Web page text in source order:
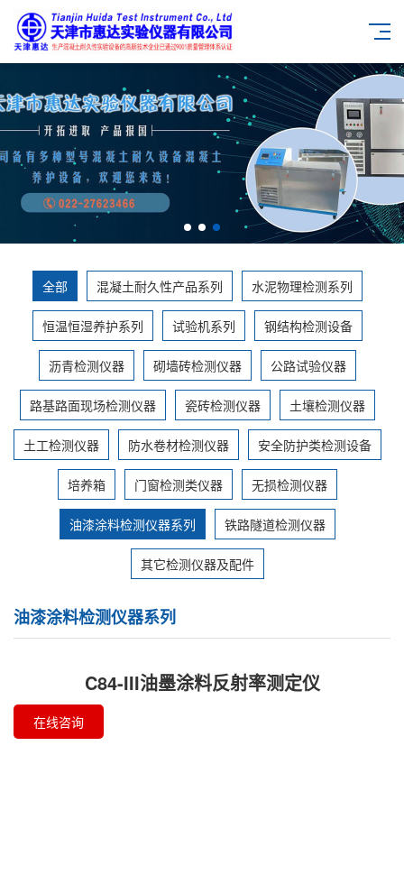
全部 混凝土耐久性产品系列 水泥物理检测系列
恒温恒湿养护系列 试验机系列 钢结构检测设备
沥青检测仪器 砌墙砖检测仪器 公路试验仪器
路基路面现场检测仪器 瓷砖检测仪器 土壤检测仪器
土工检测仪器 防水卷材检测仪器 安全防护类检测设备
培养箱 门窗检测类仪器 无损检测仪器
油漆涂料检测仪器系列 铁路隧道检测仪器
其它检测仪器及配件
油漆涂料检测仪器系列
C84-III油墨涂料反射率测定仪
在线咨询